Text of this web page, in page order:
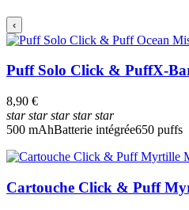
‹
Puff Solo Click & PuffX-
8,90 €
starstarstarstarstar
500 mAhBatterie intégrée650 puffs
Cartouche Click & Puff